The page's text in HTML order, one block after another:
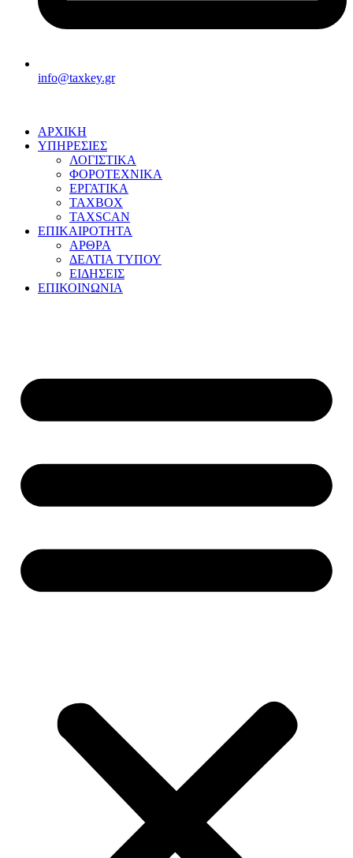
info@taxkey.gr
ΑΡΧΙΚΗ
ΥΠΗΡΕΣΙΕΣ
ΛΟΓΙΣΤΙΚΑ
ΦΟΡΟΤΕΧΝΙΚΑ
ΕΡΓΑΤΙΚΑ
TAXBOX
TAXSCAN
ΕΠΙΚΑΙΡΟΤΗΤΑ
ΑΡΘΡΑ
ΔΕΛΤΙΑ ΤΥΠΟΥ
ΕΙΔΗΣΕΙΣ
ΕΠΙΚΟΙΝΩΝΙΑ